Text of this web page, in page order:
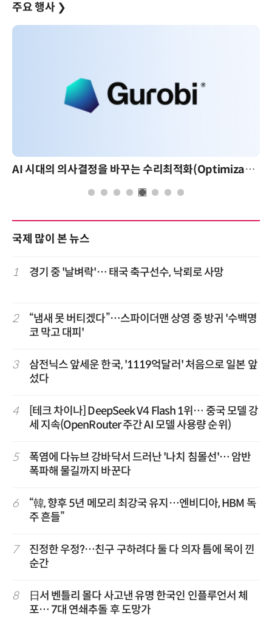
주요 행사 ❯
AI 시대의 의사결정을 바꾸는 수리최적화(Optimization): 실제 산업 적용 사례와 활용 전략
국제 많이 본 뉴스
1 경기 중 '날벼락'… 태국 축구선수, 낙뢰로 사망
2
“냄새 못 버티겠다”…스파이더맨 상영 중 방귀 '수백명
코 막고 대피'
3
삼전닉스 앞세운 한국, '1119억달러' 처음으로 일본 앞
섰다
4
[테크 차이나] DeepSeek V4 Flash 1위… 중국 모델 강
세 지속(OpenRouter 주간 AI 모델 사용량 순위)
5
폭염에 다뉴브 강바닥서 드러난 '나치 침몰선'… 암반
폭파해 물길까지 바꾼다
6
“韓, 향후 5년 메모리 최강국 유지…엔비디아, HBM 독
주 흔들”
7
진정한 우정?…친구 구하려다 둘 다 의자 틈에 목이 낀
순간
8
日서 벤틀리 몰다 사고낸 유명 한국인 인플루언서 체
포… 7대 연쇄추돌 후 도망가